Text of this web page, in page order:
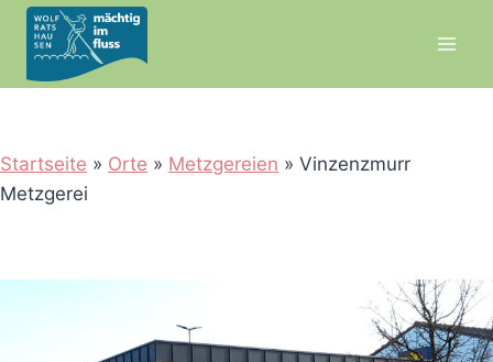
Zum
Inhalt
springen
Startseite » Orte » Metzgereien » Vinzenzmurr
Metzgerei